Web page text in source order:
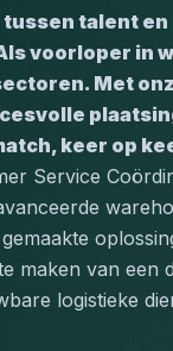
tussen talent
voorloper in
Met
keer op
Service
maken van een
logistieke